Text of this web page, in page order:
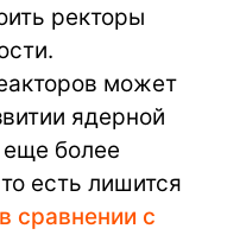
ректоры
может
ядерной
еще более
есть лишится
сравнении с